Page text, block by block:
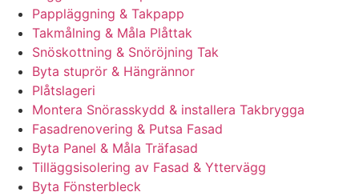
Pappläggning & Takpapp
Takmålning & Måla Plåttak
Snöskottning & Snöröjning Tak
Byta stuprör & Hängrännor
Plåtslageri
Montera Snörasskydd & installera Takbrygga
Fasadrenovering & Putsa Fasad
Byta Panel & Måla Träfasad
Tilläggsisolering av Fasad & Yttervägg
Byta Fönsterbleck